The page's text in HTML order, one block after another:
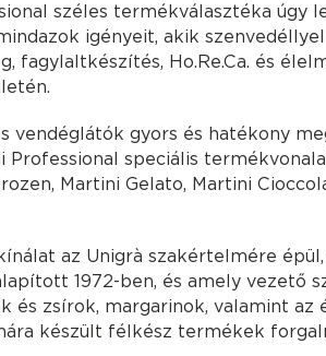
széles termékválasztéka úgy
igényeit, akik
fagylaltkészítés, Ho.Re.Ca. és
vendéglátók gyors és hatékony
Professional speciális
Martini Gelato, Martini
az Unigrà szakértelmére
1972-ben, és amely vezető
és zsírok, margarinok, valamint az
készült félkész termékek